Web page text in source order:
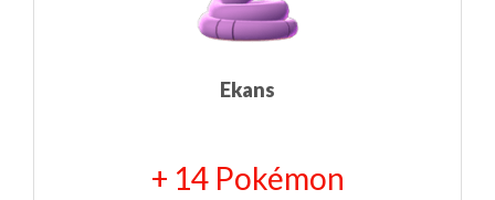
Ekans
+ 14Pokémon